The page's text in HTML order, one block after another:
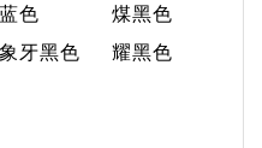
蓝色
煤黑色
象牙黑色
耀黑色